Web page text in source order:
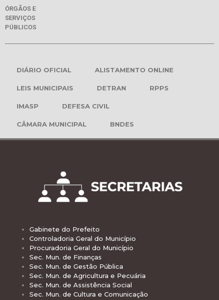
ÓRGÃOS E
SERVIÇOS
PÚBLICOS
DIÁRIO OFICIAL ALISTAMENTO ONLINE
LEIS MUNICIPAIS DETRAN RPPS
IMASP DEFESA CIVIL
CÂMARA MUNICIPAL BNDES
Gabinete do Prefeito
Controladoria Geral do Município
Procuradoria Geral do Município
Sec. Mun. de Finanças
Sec. Mun. de Gestão Pública
Sec. Mun. de Agricultura e Pecuária
Sec. Mun. de Assistência Social
Sec. Mun. de Cultura e Comunicação